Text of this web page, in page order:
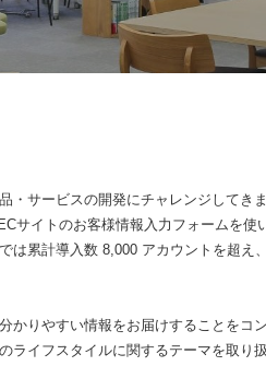
サービスの開発にチャレンジしてきま
サイトのお客様情報入力フォームを使
累計導入数 8,000 アカウントを超え
かりやすい情報をお届けすることをコ
ライフスタイルに関するテーマを取り